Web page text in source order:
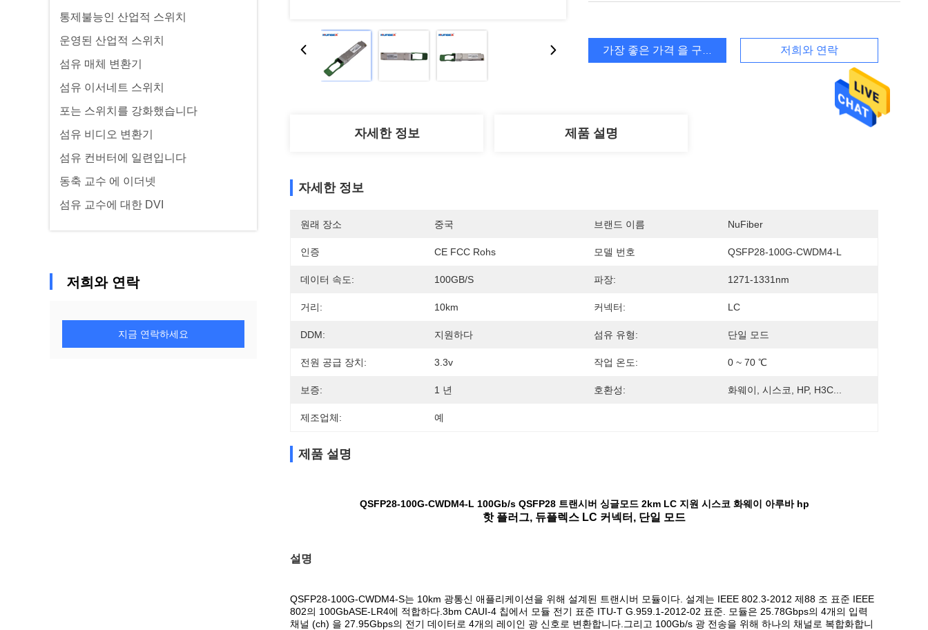
통제불능인 산업적 스위치
운영된 산업적 스위치
섬유 매체 변환기
섬유 이서네트 스위치
포는 스위치를 강화했습니다
섬유 비디오 변환기
섬유 컨버터에 일련입니다
동축 교수 에 이더넷
섬유 교수에 대한 DVI
저희와 연락
지금 연락하세요
가장 좋은 가격 을 구하라 저희와 연락
자세한 정보 제품 설명
자세한 정보
원래 장소 중국 브랜드 이름 NuFiber
인증 CE FCC Rohs 모델 번호 QSFP28-100G-CWDM4-L
데이터 속도: 100GB/s 파장: 1271-1331nm
거리: 10km 커넥터: LC
DDM: 지원하다 섬유 유형: 단일 모드
전원 공급 장치: 3.3v 작업 온도: 0 ~ 70 ℃
보증: 1 년 호환성: 화웨이, 시스코, HP, H3C...
제조업체: 예
제품 설명
QSFP28-100G-CWDM4-L 100Gb/s QSFP28 트랜시버 싱글모드 2km LC 지원 시스코 화웨이 아루바 hp
핫 플러그, 듀플렉스 LC 커넥터, 단일 모드
설명
QSFP28-100G-CWDM4-S는 10km 광통신 애플리케이션을 위해 설계된 트랜시버 모듈이다. 설계는 IEEE 802.3-2012 제88 조 표준 IEEE
802의 100GbASE-LR4에 적합하다.3bm CAUI-4 칩에서 모듈 전기 표준 ITU-T G.959.1-2012-02 표준. 모듈은 25.78Gbps의 4개의 입력
채널 (ch) 을 27.95Gbps의 전기 데이터로 4개의 레이인 광 신호로 변환합니다.그리고 100Gb/s 광 전송을 위해 하나의 채널로 복합화합니